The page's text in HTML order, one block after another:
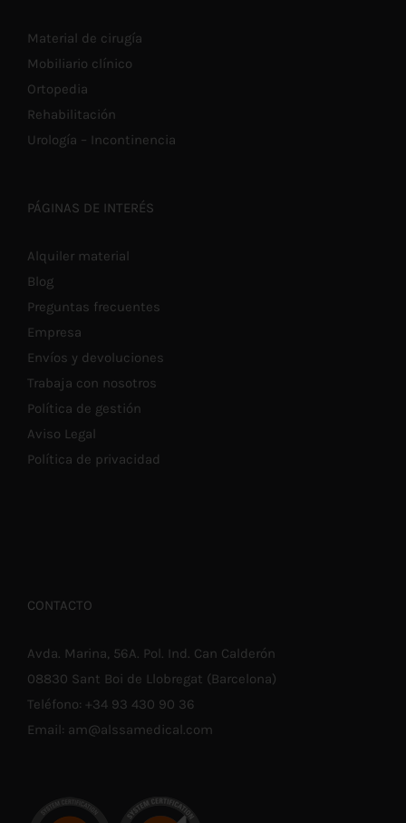
Material de cirugía
Mobiliario clínico
Ortopedia
Rehabilitación
Urología – Incontinencia
PÁGINAS DE INTERÉS
Alquiler material
Blog
Preguntas frecuentes
Empresa
Envíos y devoluciones
Trabaja con nosotros
Política de gestión
Aviso Legal
Política de privacidad
CONTACTO
Avda. Marina, 56A. Pol. Ind. Can Calderón
08830 Sant Boi de Llobregat (Barcelona)
Teléfono: +34 93 430 90 36
Email: am@alssamedical.com